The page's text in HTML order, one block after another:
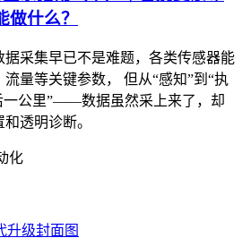
什么？
采集早已不是难题，各类传感器能
量等关键参数， 但从“感知”到“执
一公里”——数据虽然采上来了，却
透明诊断。
化